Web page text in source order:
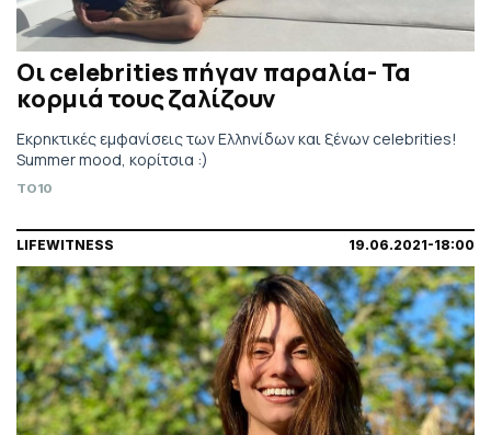
Οι celebrities πήγαν παραλία- Τα
κορμιά τους ζαλίζουν
Εκρηκτικές εμφανίσεις των Ελληνίδων και ξένων celebrities!
Summer mood, κορίτσια :)
TO10
LIFEWITNESS 19.06.2021-18:00